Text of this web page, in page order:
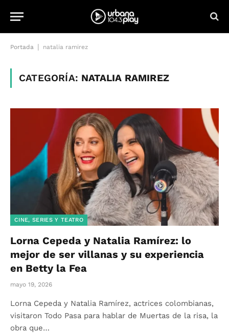
Portada natalia ramirez
CATEGORÍA: NATALIA RAMIREZ
CINE, SERIES Y TEATRO
Lorna Cepeda y Natalia Ramírez: lo
mejor de ser villanas y su experiencia
en Betty la Fea
mayo 19, 2026
Lorna Cepeda y Natalia Ramírez, actrices colombianas,
visitaron Todo Pasa para hablar de Muertas de la risa, la
obra que…